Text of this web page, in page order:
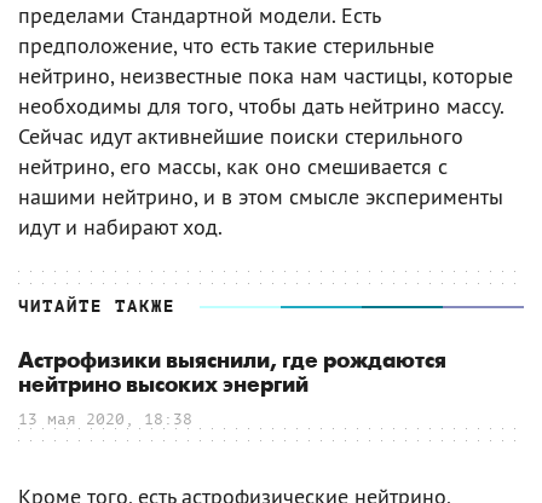
пределами Стандартной модели. Есть
предположение, что есть такие стерильные
нейтрино, неизвестные пока нам частицы, которые
необходимы для того, чтобы дать нейтрино массу.
Сейчас идут активнейшие поиски стерильного
нейтрино, его массы, как оно смешивается с
нашими нейтрино, и в этом смысле эксперименты
идут и набирают ход.
ЧИТАЙТЕ ТАКЖЕ
Астрофизики выяснили, где рождаются
нейтрино высоких энергий
13 мая 2020, 18:38
Кроме того, есть астрофизические нейтрино,